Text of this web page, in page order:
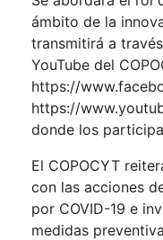
ámbito de la
transmitirá a
YouTube del
https://
https://
donde los
El COPOCYT
con las acciones
por COVID-19 e
medidas